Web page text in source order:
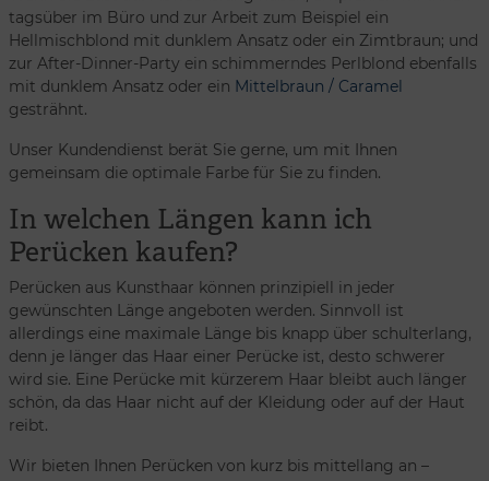
tagsüber im Büro und zur Arbeit zum Beispiel ein
Hellmischblond mit dunklem Ansatz oder ein Zimtbraun; und
zur After-Dinner-Party ein schimmerndes Perlblond ebenfalls
mit dunklem Ansatz oder ein Mittelbraun / Caramel
gesträhnt.
Unser Kundendienst berät Sie gerne, um mit Ihnen
gemeinsam die optimale Farbe für Sie zu finden.
In welchen Längen kann ich
Perücken kaufen?
Perücken aus Kunsthaar können prinzipiell in jeder
gewünschten Länge angeboten werden. Sinnvoll ist
allerdings eine maximale Länge bis knapp über schulterlang,
denn je länger das Haar einer Perücke ist, desto schwerer
wird sie. Eine Perücke mit kürzerem Haar bleibt auch länger
schön, da das Haar nicht auf der Kleidung oder auf der Haut
reibt.
Wir bieten Ihnen Perücken von kurz bis mittellang an –